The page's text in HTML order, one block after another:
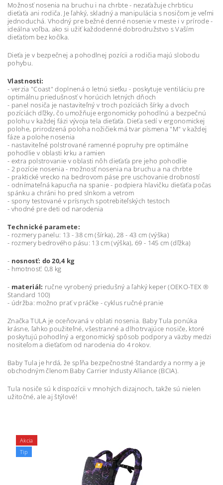
Možnosť nosenia na bruchu i na chrbte - nezaťažuje chrbticu
dieťaťa ani rodiča. Je ľahký, skladný a manipulácia s nosičom je veľmi
jednoduchá. Vhodný pre bežné denné nosenie v meste i v prírode -
ideálna voľba, ako si užiť každodenné dobrodružstvo s Vaším
dieťaťom bez kočíka.
Dieťa je v bezpečnej a pohodlnej pozícii a rodičia majú slobodu
pohybu.
Vlastnosti:
- verzia "Coast" doplnená o letnú sieťku - poskytuje ventiláciu pre
optimálnu priedušnosť v horúcich letných dňoch
- panel nosiča je nastaviteľný v troch pozíciách šírky a dvoch
pozíciách dľžky, čo umožňuje ergonomicky pohodlnú a bezpečnú
polohu v každej fázi vývoja tela dieťaťa. Dieťa sedí v ergonomickej
polohe, prirodzená poloha nožičiek má tvar písmena "M" v každej
fáze a polohe nosenia
- nastaviteľné polstrované ramenné popruhy pre optimálne
pohodlie v oblasti krku a ramien
- extra polstrovanie v oblasti nôh dieťaťa pre jeho pohodlie
- 2 pozície nosenia - možnosť nosenia na bruchu a na chrbte
- praktické vrecko na bedrovom páse pre uschovanie drobností
- odnímateľná kapucňa na spanie - podpiera hlavičku dieťaťa počas
spánku a chráni ho pred slnkom a vetrom
- spony testované v prísnych spotrebiteľských testoch
- vhodné pre deti od narodenia
Technické paramete:
- rozmery panelu: 13 - 38 cm (šírka), 28 - 43 cm (výška)
- rozmery bedrového pásu: 13 cm (výška), 69 - 145 cm (dľžka)
- nosnosť: do 20,4 kg
- hmotnosť: 0,8 kg
- materiál: ručne vyrobený priedušný a ľahký keper (OEKO-TEX ®
Standard 100)
- údržba: možno prať v práčke - cyklus ručné pranie
Značka TULA je oceňovaná v oblati nosenia. Baby Tula ponúka
krásne, ľahko použiteľné, všestranné a dlhotrvajúce nosiče, ktoré
poskytujú pohodlný a ergonomický spôsob podpory a väzby medzi
nositeľom a dieťaťom od narodenia do 4 rokov.
Baby Tula je hrdá, že spľňa bezpečnostné štandardy a normy a je
obchodným členom Baby Carrier Industy Alliance (BCIA).
Tula nosiče sú k dispozícii v mnohých dizajnoch, takže sú nielen
užitočné, ale aj štýlové!
Akcia
Tip